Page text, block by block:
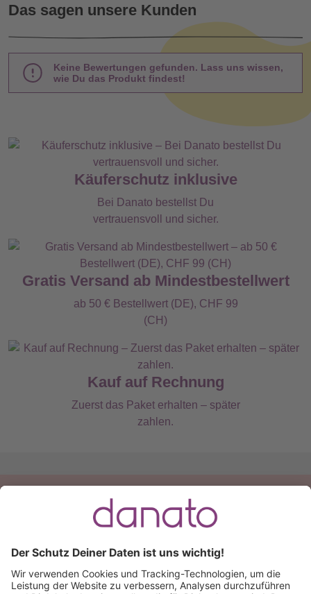
Das sagen unsere Kunden
Keine Bewertungen gefunden. Lass uns wissen,
wie Du das Produkt findest!
Käuferschutz inklusive
Bei Danato bestellst Du
vertrauensvoll und sicher.
Gratis Versand ab Mindestbestellwert
ab 50 € Bestellwert (DE), CHF 99
(CH)
Kauf auf Rechnung
Zuerst das Paket erhalten – später
zahlen.
Du hast eine Frage?
+49 (0) 511 51 56 0300
schreib uns eineE-Mail